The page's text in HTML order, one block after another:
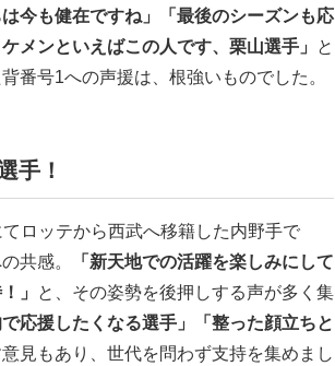
は今も健在ですね」「最後のシーズンも応
ケメンといえばこの人です、栗山選手」
と
番号1への声援は、根強いものでした。
手！
ロッテから西武へ移籍した内野手で
共感。
「新天地での活躍を楽しみにして
」
と、その姿勢を後押しする声が多く集
応援したくなる選手」「整った顔立ちと
見もあり、世代を問わず支持を集めまし